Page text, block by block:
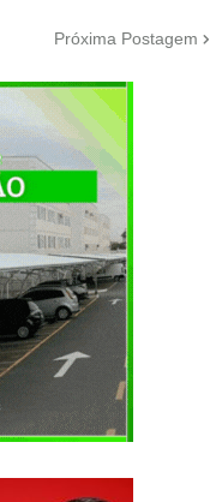
Próxima Postagem